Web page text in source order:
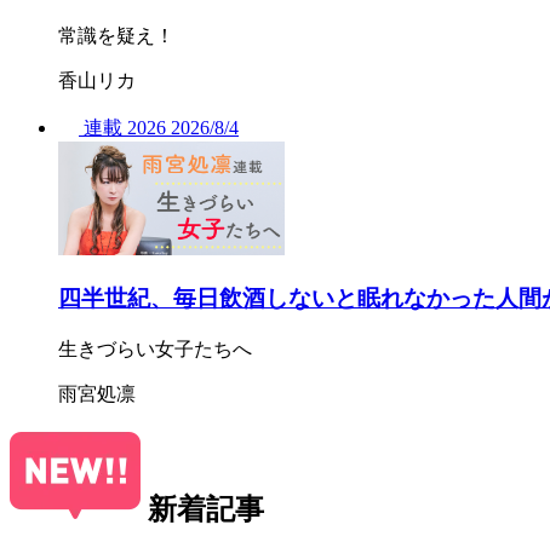
常識を疑え！
香山リカ
連載 2026 2026/8/4
四半世紀、毎日飲酒しないと眠れなかった人
生きづらい女子たちへ
雨宮処凛
新着記事